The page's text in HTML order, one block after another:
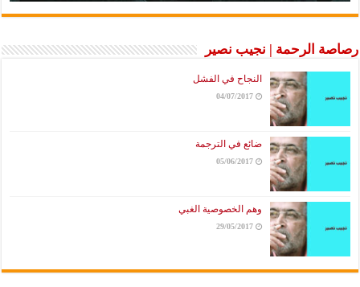
رصاصة الرحمة | نجيب نصير
النجاح في الفشل
04/07/2017
ضائع في الترجمة
05/06/2017
وهم الخصوصية الغبي
29/05/2017